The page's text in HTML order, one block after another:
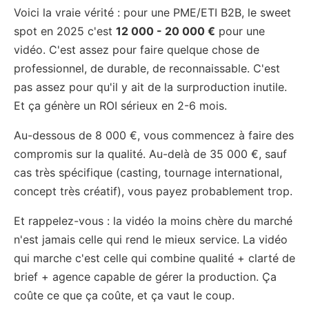
Voici la vraie vérité : pour une PME/ETI B2B, le sweet
spot en 2025 c'est 12 000 - 20 000 € pour une
vidéo. C'est assez pour faire quelque chose de
professionnel, de durable, de reconnaissable. C'est
pas assez pour qu'il y ait de la surproduction inutile.
Et ça génère un ROI sérieux en 2-6 mois.
Au-dessous de 8 000 €, vous commencez à faire des
compromis sur la qualité. Au-delà de 35 000 €, sauf
cas très spécifique (casting, tournage international,
concept très créatif), vous payez probablement trop.
Et rappelez-vous : la vidéo la moins chère du marché
n'est jamais celle qui rend le mieux service. La vidéo
qui marche c'est celle qui combine qualité + clarté de
brief + agence capable de gérer la production. Ça
coûte ce que ça coûte, et ça vaut le coup.